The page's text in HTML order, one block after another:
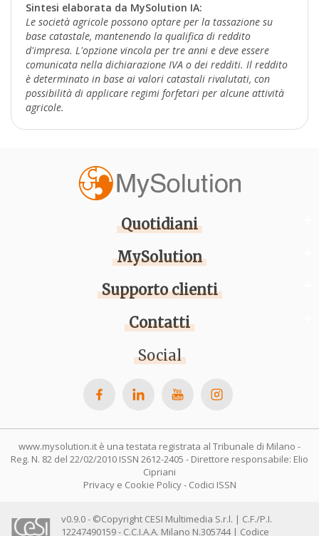
Sintesi elaborata da MySolution IA:
Le società agricole possono optare per la tassazione su
base catastale, mantenendo la qualifica di reddito
d'impresa. L'opzione vincola per tre anni e deve essere
comunicata nella dichiarazione IVA o dei redditi. Il reddito
è determinato in base ai valori catastali rivalutati, con
possibilità di applicare regimi forfetari per alcune attività
agricole.
Quotidiani
MySolution
Supporto clienti
Contatti
Social
www.mysolution.it è una testata registrata al Tribunale di Milano -
Reg. N. 82 del 22/02/2010 ISSN 2612-2405 - Direttore responsabile: Elio
Cipriani
Privacy e Cookie Policy- Codici ISSN
v0.9.0 - ©Copyright CESI Multimedia S.r.l. | C.F./P.I.
12247490159 - C.C.I.A.A. Milano N.305744 | Codice